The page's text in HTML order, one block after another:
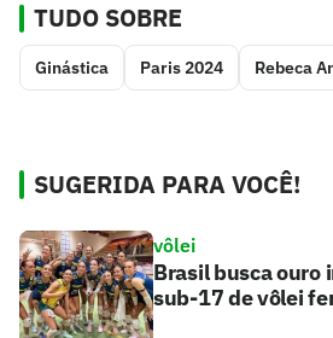
TUDO SOBRE
Ginástica Paris 2024 Rebeca
SUGERIDA PARA VOCÊ!
vôlei
Brasil busca ouro
sub-17 de vôlei